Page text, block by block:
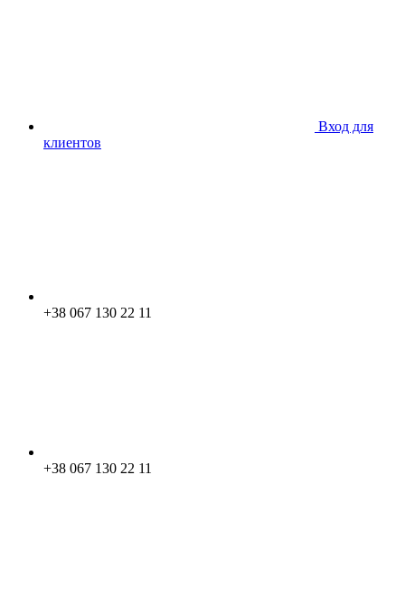
Вход для
клиентов
+38 067 130 22 11
+38 067 130 22 11